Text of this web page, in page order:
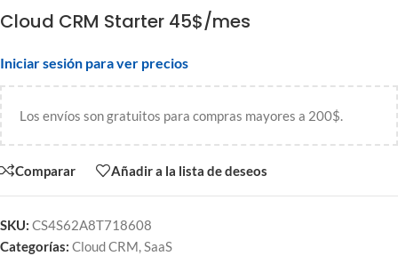
Cloud CRM Starter 45$/mes
Iniciar sesión para ver precios
Los envíos son gratuitos para compras mayores a 200$.
Comparar Añadir a la lista de deseos
SKU: CS4S62A8T718608
Categorías: Cloud CRM,SaaS